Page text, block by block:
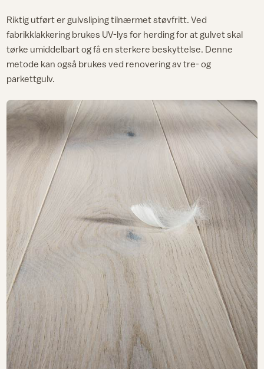
Riktig utført er gulvsliping tilnærmet støvfritt. Ved
fabrikklakkering brukes UV-lys for herding for at gulvet skal
tørke umiddelbart og få en sterkere beskyttelse. Denne
metode kan også brukes ved renovering av tre- og
parkettgulv.